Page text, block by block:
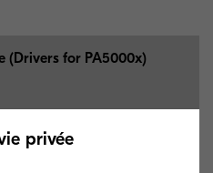
(Drivers for PA5000x)
replacement
privée